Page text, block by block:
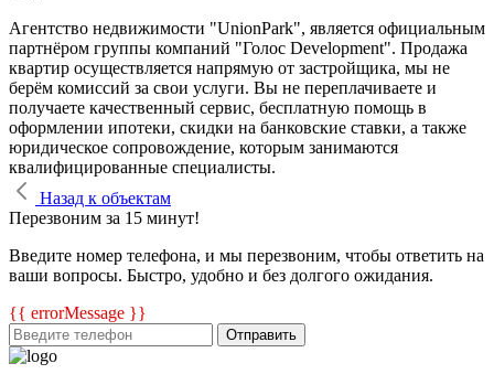
Агентство недвижимости "UnionPark", является официальным
партнёром группы компаний "Голос Development". Продажа
квартир осуществляется напрямую от застройщика, мы не
берём комиссий за свои услуги. Вы не переплачиваете и
получаете качественный сервис, бесплатную помощь в
оформлении ипотеки, скидки на банковские ставки, а также
юридическое сопровождение, которым занимаются
квалифицированные специалисты.
Назад к объектам
Перезвоним за 15 минут!
Введите номер телефона, и мы перезвоним, чтобы ответить на
ваши вопросы. Быстро, удобно и без долгого ожидания.
{{ errorMessage }}
Отправить